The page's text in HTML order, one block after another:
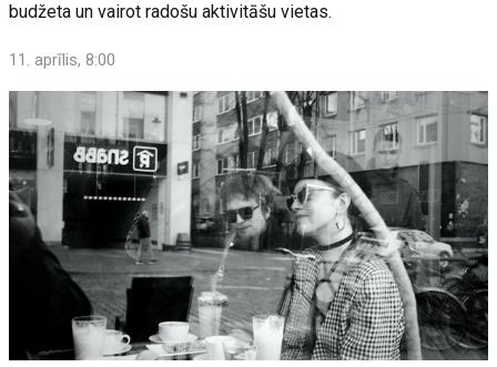
budžeta un vairot radošu aktivitāšu vietas.
11. aprīlis, 8:00